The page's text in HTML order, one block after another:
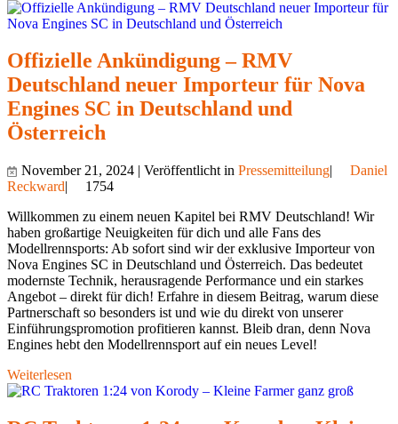
Offizielle Ankündigung – RMV
Deutschland neuer Importeur für Nova
Engines SC in Deutschland und
Österreich
November 21, 2024 | Veröffentlicht in Pressemitteilung|
Daniel
Reckward|
1754
Willkommen zu einem neuen Kapitel bei RMV Deutschland! Wir
haben großartige Neuigkeiten für dich und alle Fans des
Modellrennsports: Ab sofort sind wir der exklusive Importeur von
Nova Engines SC in Deutschland und Österreich. Das bedeutet
modernste Technik, herausragende Performance und ein starkes
Angebot – direkt für dich! Erfahre in diesem Beitrag, warum diese
Partnerschaft so besonders ist und wie du direkt von unserer
Einführungspromotion profitieren kannst. Bleib dran, denn Nova
Engines hebt den Modellrennsport auf ein neues Level!
Weiterlesen